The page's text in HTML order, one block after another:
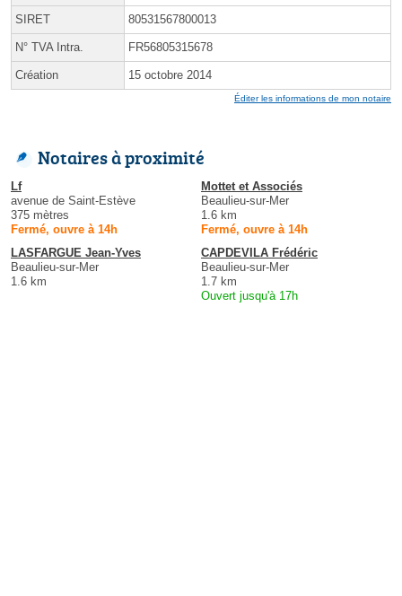
SIRET 80531567800013
N° TVA Intra. FR56805315678
Création 15 octobre 2014
Éditer les informations de mon notaire
Notaires à proximité
Lf
avenue de Saint-Estève
375 mètres
Fermé, ouvre à 14h
Mottet et Associés
Beaulieu-sur-Mer
1.6 km
Fermé, ouvre à 14h
LASFARGUE Jean-Yves
Beaulieu-sur-Mer
1.6 km
CAPDEVILA Frédéric
Beaulieu-sur-Mer
1.7 km
Ouvert jusqu'à 17h